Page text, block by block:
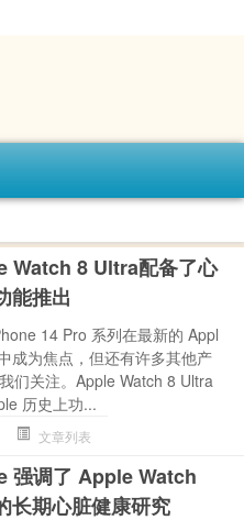
Watch 8 Ultra配备了心
能推出
14 Pro 系列在最新的 Appl
成为焦点，但还有许多其他产
们关注。Apple Watch 8 Ultra
历史上功...
文章列表
强调了 Apple Watch
长期心脏健康研究